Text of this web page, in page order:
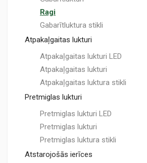
Ragi
Gabarītluktura stikli
Atpakaļgaitas lukturi
Atpakaļgaitas lukturi LED
Atpakaļgaitas lukturi
Atpakaļgaitas luktura stikli
Pretmiglas lukturi
Pretmiglas lukturi LED
Pretmiglas lukturi
Pretmiglas luktura stikli
Atstarojošās ierīces